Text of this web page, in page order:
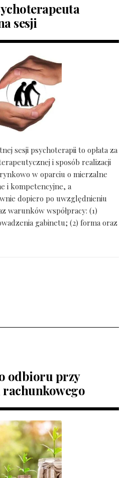
sesji
sesji psychoterapii to opłata za
i sposób realizacji
w oparciu o mierzalne
i kompetencyjne, a
dopiero po uwzględnieniu
warunków współpracy: (1)
gabinetu; (2) forma oraz
odbioru przy